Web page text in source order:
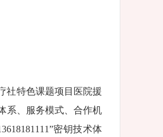
社特色课题项目医院援
系、服务模式、合作机
密钥技术体